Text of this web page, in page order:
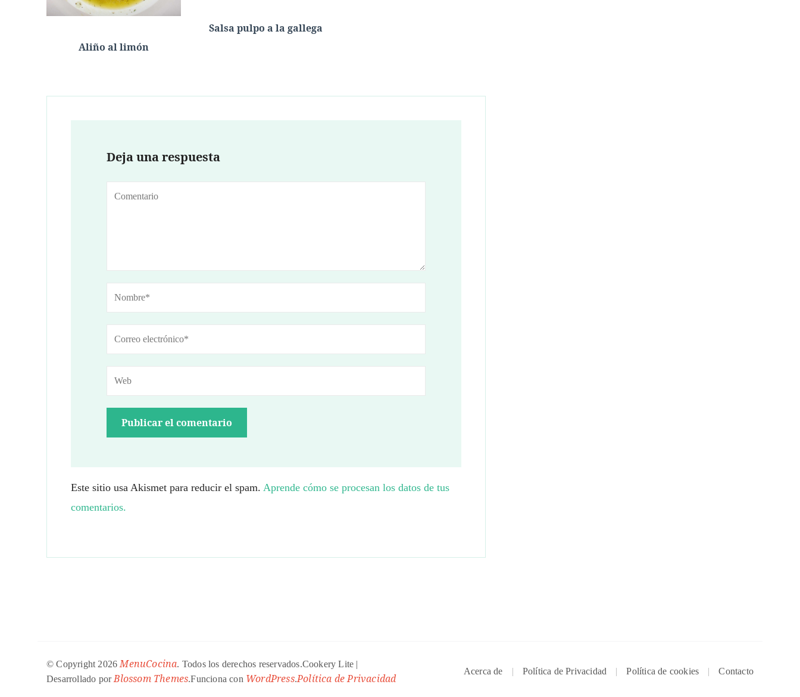
Aliño al limón
Salsa pulpo a la gallega
Deja una respuesta
Este sitio usa Akismet para reducir el spam. Aprende cómo se procesan los datos de tus
comentarios.
© Copyright 2026 MenuCocina. Todos los derechos reservados.Cookery Lite |
Desarrollado por Blossom Themes.Funciona con WordPress.Política de Privacidad
Acerca de Política de Privacidad Política de cookies Contacto